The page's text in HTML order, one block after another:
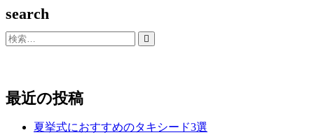
ビ
ゲ
ョ
search
検
最近の投稿
夏挙式におすすめのタキシード3選